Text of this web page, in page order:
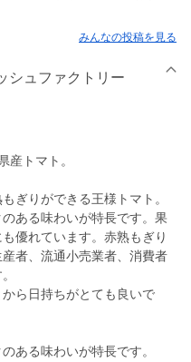
みんなの投稿を見る
シュファクトリー
産トマト。
ぎりができる王様トマト。
ある味わいが特長です。果
優れています。赤熟もぎり
者、流通小売業者、消費者
ら日持ちがとても良いで
ある味わいが特長です。